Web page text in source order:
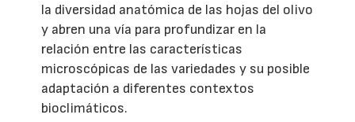
la diversidad anatómica de las hojas del olivo
y abren una vía para profundizar en la
relación entre las características
microscópicas de las variedades y su posible
adaptación a diferentes contextos
bioclimáticos.